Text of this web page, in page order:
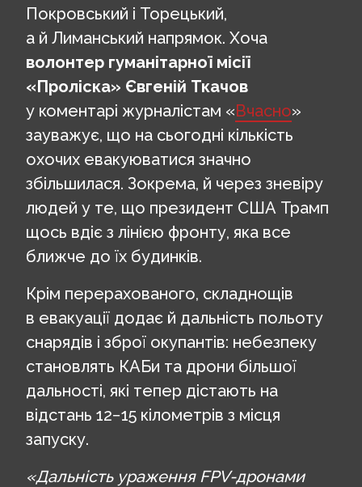
Покровський і Торецький,
а й Лиманський напрямок. Хоча
волонтер гуманітарної місії
«Проліска» Євгеній Ткачов
у коментарі журналістам «Вчасно»
зауважує, що на сьогодні кількість
охочих евакуюватися значно
збільшилася. Зокрема, й через зневіру
людей у те, що президент США Трамп
щось вдіє з лінією фронту, яка все
ближче до їх будинків.
Крім перерахованого, складнощів
в евакуації додає й дальність польоту
снарядів і зброї окупантів: небезпеку
становлять КАБи та дрони більшої
дальності, які тепер дістають на
відстань 12−15 кілометрів з місця
запуску.
«Дальність ураження FPV-дронами